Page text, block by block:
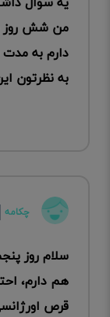
من شش روز
دارم به
به نظرتون
چکامه
سلام روز
هم دارم،
قرص